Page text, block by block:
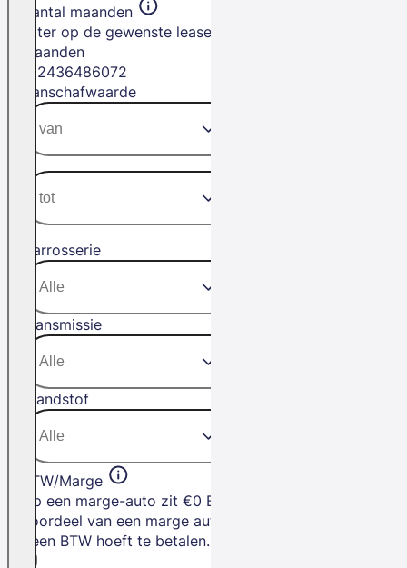
Aantal maanden
Filter op de gewenste leasetermijn in
maanden
2436486072
Aanschafwaarde
Carrosserie
Transmissie
Brandstof
BTW/Marge
Op een marge-auto zit €0 BTW. Het
voordeel van een marge auto is dat je
geen BTW hoeft te betalen.